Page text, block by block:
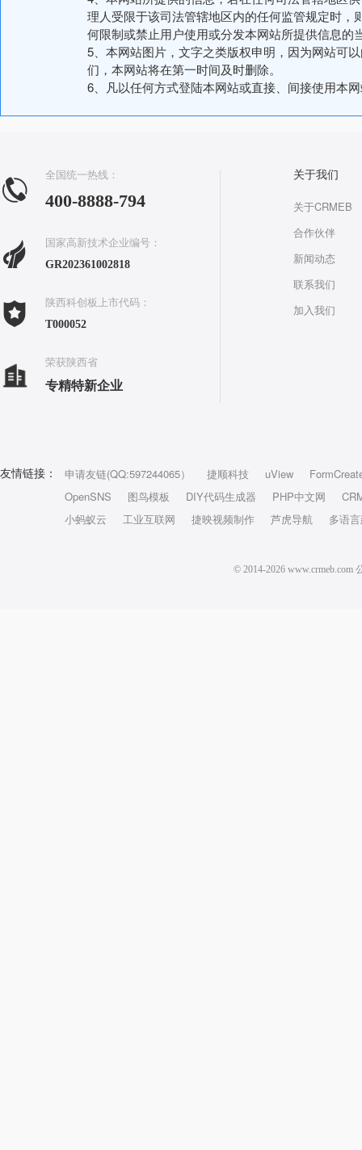
理人受限于该司法管辖地区内的任何监管规定时
何限制或禁止用户使用或分发本网站所提供信息的
5、本网站图片，文字之类版权申明，因为网站可
们，本网站将在第一时间及时删除。
6、凡以任何方式登陆本网站或直接、间接使用本
全国统一热线：
400-8888-794
国家高新技术企业编号：
GR202361002818
陕西科创板上市代码：
T000052
荣获陕西省
专精特新企业
关于我们
关于CRMEB
合作伙伴
新闻动态
联系我们
加入我们
友情链接： 申请友链(QQ:597244065） 捷顺科技 uView
OpenSNS
图鸟模板 DIY代码生成器 PHP中文网
小蚂蚁云
工业互联网 捷映视频制作 芦虎导航 多语
© 2014-2026